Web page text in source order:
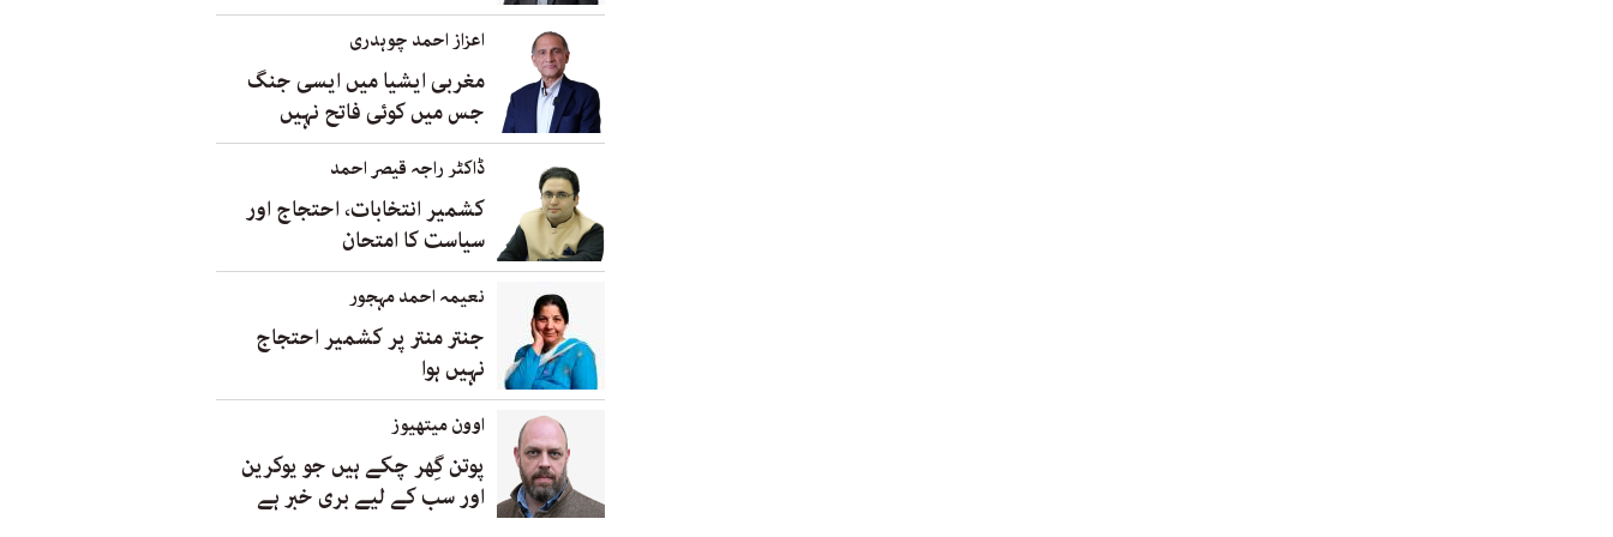
اعزاز احمد چوہدری
مغربی ایشیا میں ایسی جنگ
جس میں کوئی فاتح نہیں
ڈاکٹر راجہ قیصر احمد
کشمیر انتخابات، احتجاج اور
سیاست کا امتحان
نعیمہ احمد مہجور
جنتر منتر پر کشمیر احتجاج
نہیں ہوا
اوون میتھیوز
پوتن گِھر چکے ہیں جو یوکرین
اور سب کے لیے بری خبر ہے